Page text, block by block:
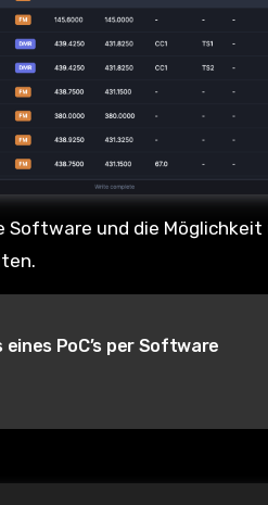
Software und die
PoC’s per Software